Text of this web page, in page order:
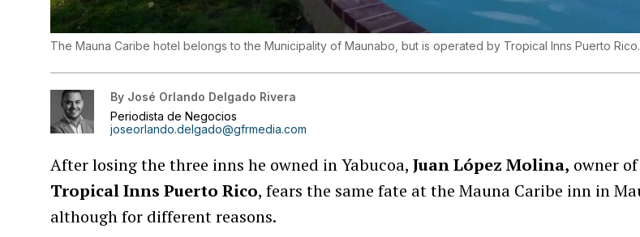
The Mauna Caribe hotel belongs to the Municipality of Maunabo, but is operated by Tropical Inns Puerto Rico.
By José Orlando Delgado Rivera
Periodista de Negocios
joseorlando.delgado@gfrmedia.com
After losing the three inns he owned in Yabucoa,Juan López Molina, owner of
Tropical Inns Puerto Rico, fears the same fate at the Mauna Caribe inn in
although for different reasons.